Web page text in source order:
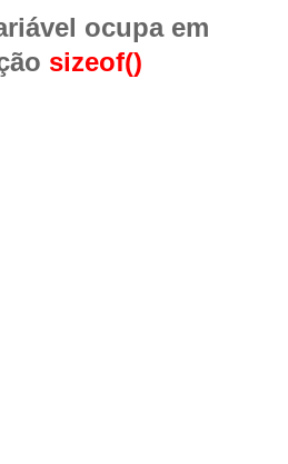
ocupa em
sizeof()